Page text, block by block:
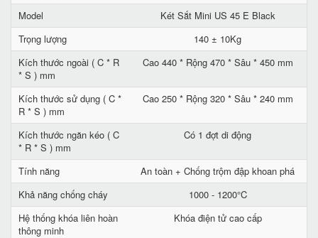
Model
Két Sắt Mini US 45 E Black
Trọng lượng
140 ± 10Kg
Kích thước ngoài ( C * R
* S ) mm
Cao 440 * Rộng 470 * Sâu * 450 mm
Kích thước sử dụng ( C *
R * S ) mm
Cao 250 * Rộng 320 * Sâu * 240 mm
Kích thước ngăn kéo ( C
* R * S ) mm
Có 1 đợt di động
Tính năng
An toàn + Chống trộm đập khoan phá
Khả năng chống cháy
1000 - 1200°C
Hệ thống khóa liên hoàn
thông minh
Khóa điện tử cao cấp